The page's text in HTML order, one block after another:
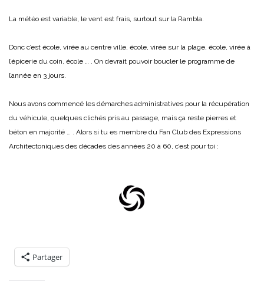
La météo est variable, le vent est frais, surtout sur la Rambla.
Donc c’est école, virée au centre ville, école, virée sur la plage, école, virée à
l’épicerie du coin, école … . On devrait pouvoir boucler le programme de
l’année en 3 jours.
Nous avons commencé les démarches administratives pour la récupération
du véhicule, quelques clichés pris au passage, mais ça reste pierres et
béton en majorité … . Alors si tu es membre du Fan Club des Expressions
Architectoniques des décades des années 20 à 60, c’est pour toi :
Partager